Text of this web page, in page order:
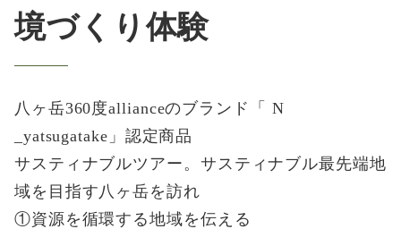
境づくり体験
八ヶ岳360度allianceのブランド「 N
_yatsugatake」認定商品
サスティナブルツアー。サスティナブル最先端地
域を目指す八ヶ岳を訪れ
①資源を循環する地域を伝える